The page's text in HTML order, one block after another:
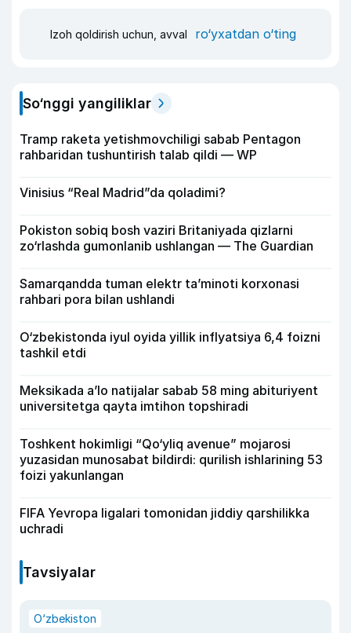
Izoh qoldirish uchun, avval ro‘yxatdan o‘ting
So‘nggi yangiliklar
Tramp raketa yetishmovchiligi sabab Pentagon
rahbaridan tushuntirish talab qildi — WP
Vinisius “Real Madrid”da qoladimi?
Pokiston sobiq bosh vaziri Britaniyada qizlarni
zo‘rlashda gumonlanib ushlangan — The Guardian
Samarqandda tuman elektr ta’minoti korxonasi
rahbari pora bilan ushlandi
O‘zbekistonda iyul oyida yillik inflyatsiya 6,4 foizni
tashkil etdi
Meksikada a’lo natijalar sabab 58 ming abituriyent
universitetga qayta imtihon topshiradi
Toshkent hokimligi “Qo‘yliq avenue” mojarosi
yuzasidan munosabat bildirdi: qurilish ishlarining 53
foizi yakunlangan
FIFA Yevropa ligalari tomonidan jiddiy qarshilikka
uchradi
Tavsiyalar
O‘zbekiston